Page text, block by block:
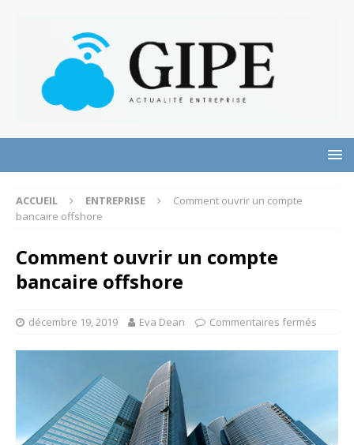
ACCUEIL ENTREPRISE
Comment ouvrir un compte
bancaire offshore
Comment ouvrir un compte
bancaire offshore
décembre 19, 2019 Eva Dean Commentaires fermés